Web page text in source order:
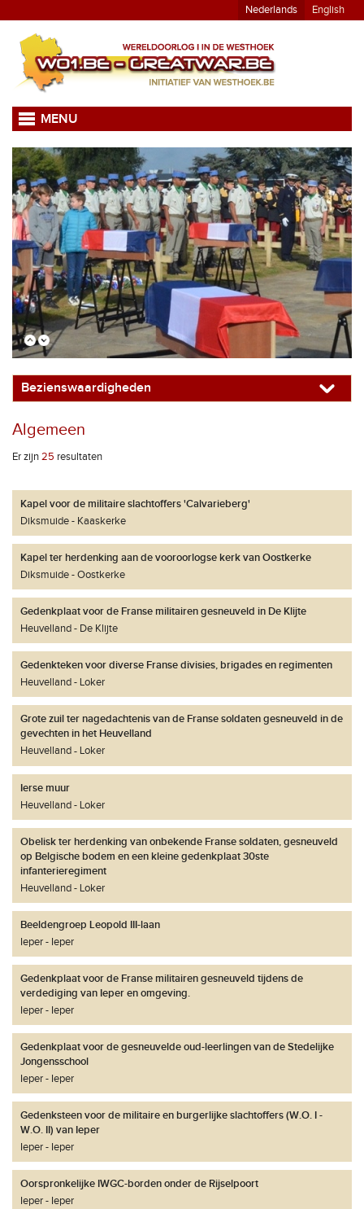
Nederlands English
MENU
Bezienswaardigheden
Algemeen
Er zijn25 resultaten
Kapel voor de militaire slachtoffers 'Calvarieberg'
Diksmuide
Kaaskerke
Kapel ter herdenking aan de vooroorlogse kerk van Oostkerke
Diksmuide
Oostkerke
Gedenkplaat voor de Franse militairen gesneuveld in De Klijte
Heuvelland
De Klijte
Gedenkteken voor diverse Franse divisies, brigades en regimenten
Heuvelland
Loker
Grote zuil ter nagedachtenis van de Franse soldaten gesneuveld in de
gevechten in het Heuvelland
Heuvelland
Loker
Ierse muur
Heuvelland
Loker
Obelisk ter herdenking van onbekende Franse soldaten, gesneuveld
op Belgische bodem en een kleine gedenkplaat 30ste
infanterieregiment
Heuvelland
Loker
Beeldengroep Leopold III-laan
Ieper
Ieper
Gedenkplaat voor de Franse militairen gesneuveld tijdens de
verdediging van Ieper en omgeving.
Ieper
Ieper
Gedenkplaat voor de gesneuvelde oud-leerlingen van de Stedelijke
Jongensschool
Ieper
Ieper
Gedenksteen voor de militaire en burgerlijke slachtoffers (W.O. I -
W.O. II) van Ieper
Ieper
Ieper
Oorspronkelijke IWGC-borden onder de Rijselpoort
Ieper
Ieper